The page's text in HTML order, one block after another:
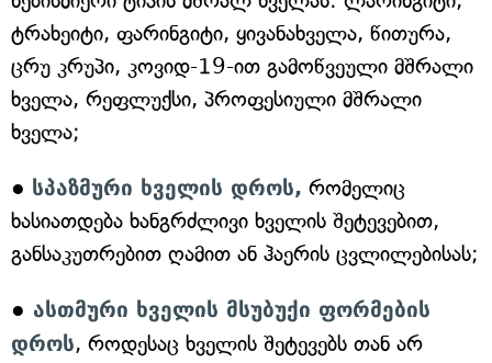
ტრახეიტი, ფარინგიტი, ყივანახველა, წითურა,
ცრუ კრუპი, კოვიდ-19-ით გამოწვეული მშრალი
ხველა, რეფლუქსი, პროფესიული მშრალი
ხველა;
● სპაზმური ხველის დროს, რომელიც
ხასიათდება ხანგრძლივი ხველის შეტევებით,
განსაკუთრებით ღამით ან ჰაერის ცვლილებისას;
● ასთმური ხველის მსუბუქი ფორმების
დროს, როდესაც ხველის შეტევებს თან არ